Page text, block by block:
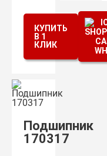
КУПИТЬ
В 1
КЛИК
Подшипник
170317